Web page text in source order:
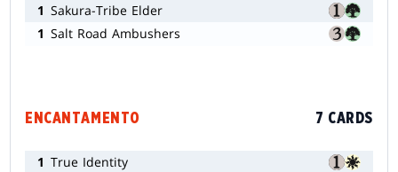
1 Sakura-Tribe Elder
1 Salt Road Ambushers
ENCANTAMENTO 7 CARDS
1 True Identity